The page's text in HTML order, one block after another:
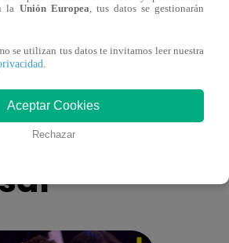
te puede
la Unión Europea, tus datos se gestionarán
se utilizan tus datos te invitamos leer nuestra
.
Aceptar Cookies
Rechazar